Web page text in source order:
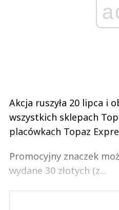
Akcja ruszyła 20 lipca i
wszystkich sklepach
placówkach Topaz
Promocyjny znaczek
wydane 30 złotych (z...